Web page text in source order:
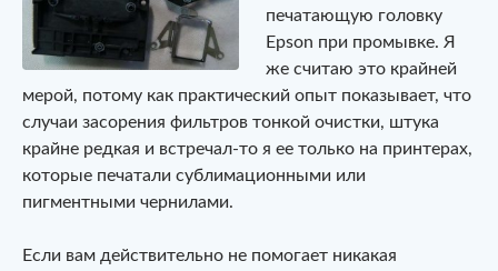
печатающую головку
Epson при промывке. Я
же считаю это крайней
мерой, потому как практический опыт показывает, что
случаи засорения фильтров тонкой очистки, штука
крайне редкая и встречал-то я ее только на принтерах,
которые печатали сублимационными или
пигментными чернилами.
Если вам действительно не помогает никакая